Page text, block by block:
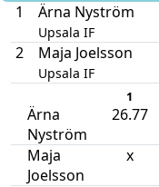
1
Ärna Nyström
Upsala IF
2 Maja Joelsson
Upsala IF
1
Ärna
Nyström
26.77
Maja
Joelsson
x